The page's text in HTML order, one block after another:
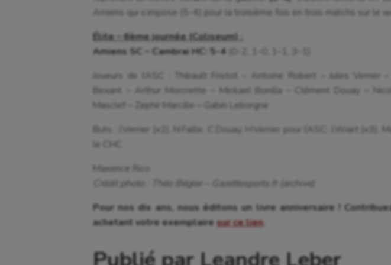
Amiens qui s’impose (5-4) pour la troisième fois en trois matchs sur le
Élite – 6ème journée (Coliseum) :
Amiens SC – Cambrai HC: 5-4
Joueurs de l’ASC : Thibault Fristot – Antoine Robert – Jules Verrier
Bexant – Arthur Morcrette – Mickael Bonilla – Clément Douay –
Masclef – Zephir Marcille – Gabin Leborgne
Buts : J.Verrier (x2), N.Faille, C.Douay, H.Verrier pour l’ASC; J.Wiart (x3),
le CHC
Maxence Rico
Crédit photo : Théo Bégler – Gazettesports.fr (archive)
Pour nos dix ans, nous éditons un livre anniversaire !
achetant votre exemplaire sur ce lien.